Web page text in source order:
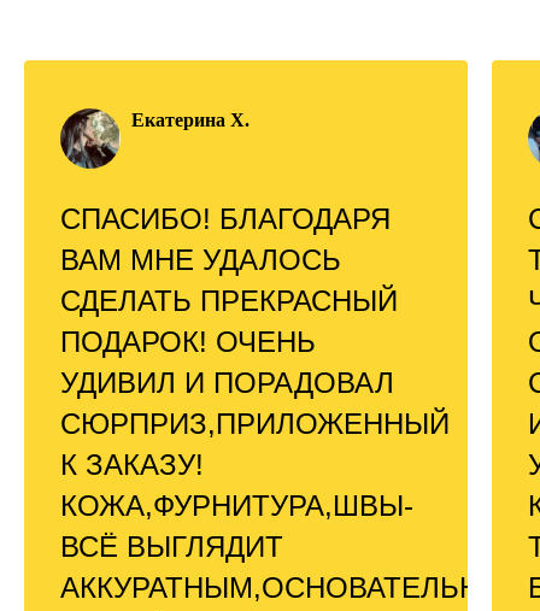
Екатерина Х.
СПАСИБО! БЛАГОДАРЯ
ВАМ МНЕ УДАЛОСЬ
СДЕЛАТЬ ПРЕКРАСНЫЙ
ПОДАРОК! ОЧЕНЬ
УДИВИЛ И ПОРАДОВАЛ
СЮРПРИЗ,ПРИЛОЖЕННЫЙ
К ЗАКАЗУ!
КОЖА,ФУРНИТУРА,ШВЫ-
ВСЁ ВЫГЛЯДИТ
АККУРАТНЫМ,ОСНОВАТЕЛЬНЫМ